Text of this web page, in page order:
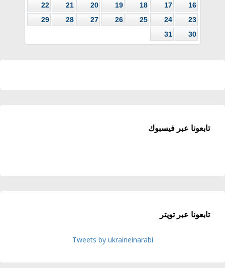
16
17
18
19
20
21
22
23
24
25
26
27
28
29
30
31
تابعونا عبر فيسبوك
تابعونا عبر تويتر
Tweets by ukraineinarabi